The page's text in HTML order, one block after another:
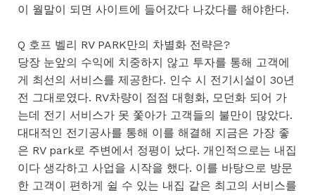
이 월말이 되면 사이트에 들어갔다 나갔다를 해야한다.
Q 호프 벨리 RV PARK만의 차별화 전략은?
당장 눈앞의 수익에 치중하지 않고 투자를 통해 고객에
게 최선의 서비스를 제공한다. 인수 시 전기시설이 30년
전 그대로였다. RV차량이 점점 대형화, 모던화 되어 가
는데 전기 서비스가 못 쫓아가 고객들의 불만이 많았다.
대대적인 전기공사를 통해 이를 해결해 지금은 가장 좋
은 RV park로 주변에서 정평이 났다. 개인적으로는 내집
이다 생각하고 사업을 시작을 했다. 이를 바탕으로 방문
한 고객이 편하게 쉴 수 있는 내집 같은 최고의 서비스를